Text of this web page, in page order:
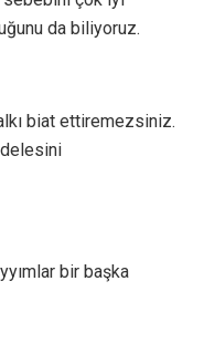
da biliyoruz.
biat ettiremezsiniz.
bir başka